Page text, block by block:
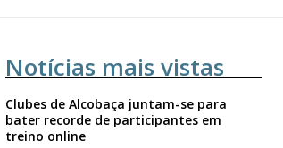
Notícias mais vistas
Clubes de Alcobaça juntam-se para
bater recorde de participantes em
treino online